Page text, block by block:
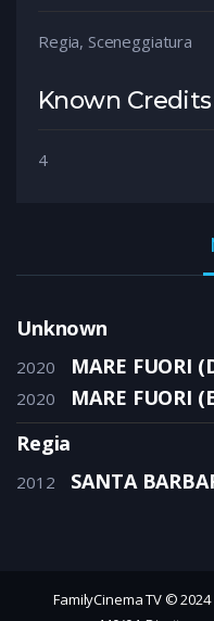
Regia, Sceneggiatura
Known Credits
4
Unknown
2020 MARE FUORI
2020 MARE FUORI
Regia
2012 SANTA
FamilyCinema TV ©